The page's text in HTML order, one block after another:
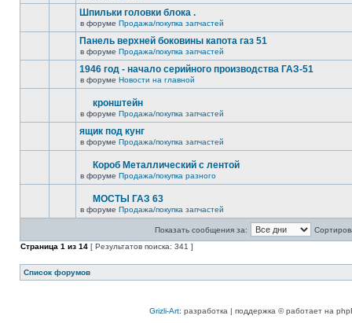
Шпильки головки блока .
в форуме Продажа/покупка запчастей
Панель верхней боковины капота газ 51
в форуме Продажа/покупка запчастей
1946 год - начало серийного производства ГАЗ-51
в форуме Новости на главной
кронштейн
в форуме Продажа/покупка запчастей
ящик под кунг
в форуме Продажа/покупка запчастей
Короб Металлический с лентой
в форуме Продажа/покупка разного
МОСТЫ ГАЗ 63
в форуме Продажа/покупка запчастей
Показать сообщения за:
Страница 1 из 14 [ Результатов поиска: 341 ]
Список форумов
Grizli-Art: разработка | поддержка © работает на